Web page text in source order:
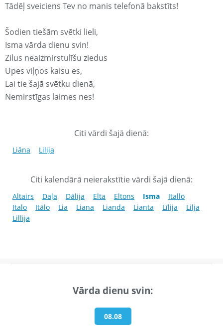
Tādēļ sveiciens Tev no manis telefonā bakstīts!
Šodien tiešām svētki lieli,
Isma vārda dienu svin!
Zilus neaizmirstulīšu ziedus
Upes viļņos kaisu es,
Lai tie šajā svētku dienā,
Nemirstīgas laimes nes!
Citi vārdi šajā dienā:
Liāna Lilija
Citi kalendārā neierakstītie vārdi šajā dienā:
Altairs Daļa Dālija Elta Eltons Isma
Itallo
Italo
Itālo Lia Liana Lianda Lianta Līlija
Lilja
Lillija
Vārda dienu svin:
08.08